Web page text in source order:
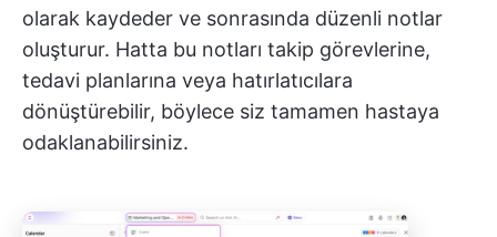
olarak kaydeder ve sonrasında düzenli notlar
oluşturur. Hatta bu notları takip görevlerine,
tedavi planlarına veya hatırlatıcılara
dönüştürebilir, böylece siz tamamen hastaya
odaklanabilirsiniz.